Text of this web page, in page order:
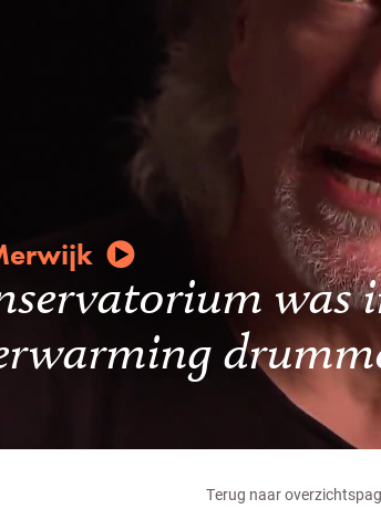
was
Terug naar